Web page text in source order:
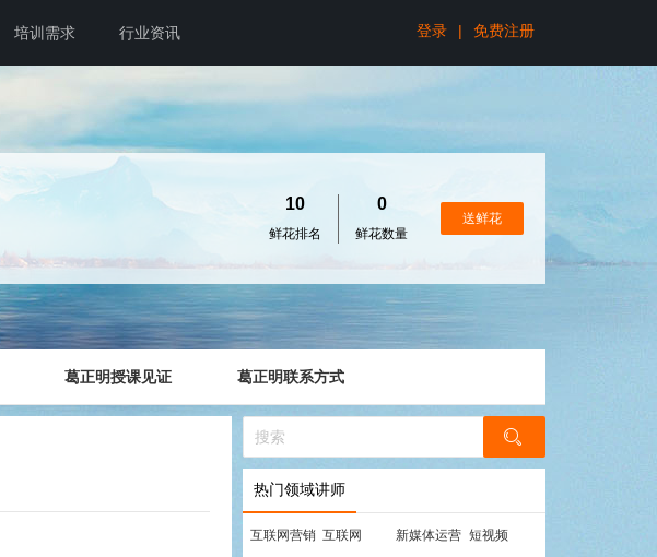
培训需求 行业资讯 登录 | 免费注册
10
鲜花排名
0
鲜花数量
送鲜花
葛正明授课见证 葛正明联系方式
热门领域讲师
互联网营销 互联网 新媒体运营 短视频